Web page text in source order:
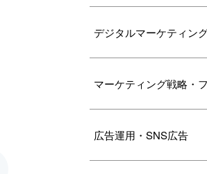
デジタルマーケティン
マーケティング戦略・
広告運用・SNS広告